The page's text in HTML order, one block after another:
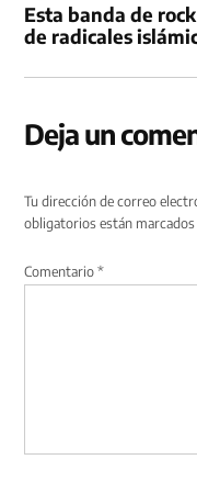
Esta banda de
de radicales
Deja un
Tu dirección de correo
obligatorios están
Comentario*